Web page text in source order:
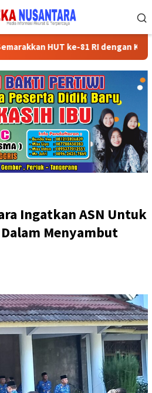
HUT ke-81 RI dengan Kegiatan
Ingatkan ASN Untuk
Menyambut